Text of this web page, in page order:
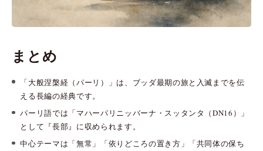
まとめ
「大般涅槃経（パーリ）」は、ブッダ最期の旅と入滅までを伝
える長編の経典です。
パーリ語では「マハーパリニッバーナ・スッタンタ（DN16）」
として『長部』に収められます。
中心テーマは「無常」「依りどころの置き方」「共同体の保ち